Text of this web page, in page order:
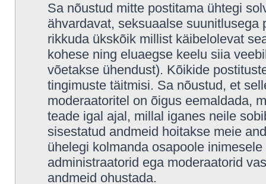
Sa nõustud mitte postitama ühtegi
ähvardavat, seksuaalse
rikkuda ükskõik millist käibelolevat
kohese ning eluaegse keelu siia
võetakse ühendust). Kõikide
tingimuste täitmisi. Sa nõustud, et
moderaatoritel on õigus eemaldada,
teade igal ajal, millal iganes neile
sisestatud andmeid hoitakse meie
ühelegi kolmanda osapoole
administraatorid ega moderaatorid
andmeid ohustada.